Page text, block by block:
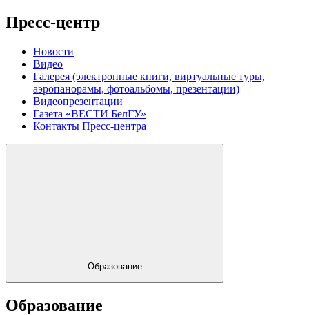
Пресс-центр
Новости
Видео
Галерея (электронные книги, виртуальные туры,
аэропанорамы, фотоальбомы, презентации)
Видеопрезентации
Газета «ВЕСТИ БелГУ»
Контакты Пресс-центра
Образование
Образование